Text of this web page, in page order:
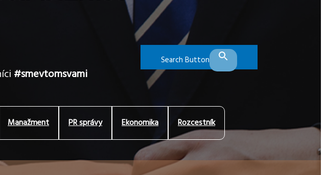
Search Button
#smevtomsvami
Manažment PR správy Ekonomika Rozcestník